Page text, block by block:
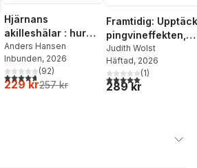
Hjärnans
akilleshälar : hur
din hjärna lurar dig,
och vad du kan
göra åt det
Anders Hansen
Inbunden, 2026
4,7utav 5 stjärnor. Totalt antal röster:
(92)
229 kr257 kr
Framtidig: Upptäck
pingvineffekten,
tekniksprång och
signaler från
framtiden
Judith Wolst
Häftad, 2026
5,0utav 5 stjärnor.
(1)
289 kr